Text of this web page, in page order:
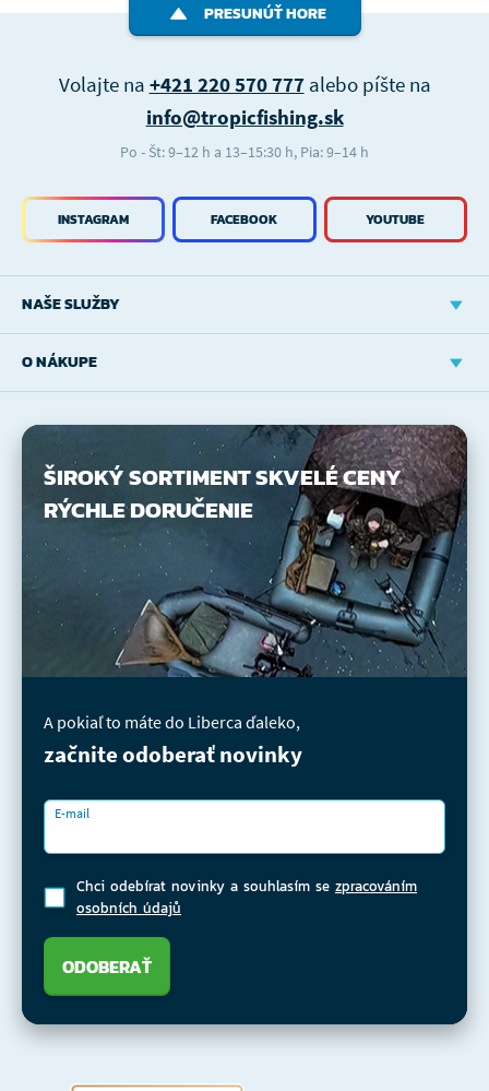
PRESUNÚŤ HORE
NAŠE SLUŽBY
O NÁKUPE
INSTAGRAM FACEBOOK YOUTUBE
Volajte na +421 220 570 777alebo píšte na
info@tropicfishing.sk
Po - Št: 9–12 h a 13–15:30 h, Pia: 9–14 h
ŠIROKÝ SORTIMENTSKVELÉ CENY
RÝCHLE DORUČENIE
A pokiaľ to máte do Liberca ďaleko,
začnite odoberať novinky
E-mail
Chci odebírat novinky a souhlasím se zpracováním
osobních údajů
ODOBERAŤ